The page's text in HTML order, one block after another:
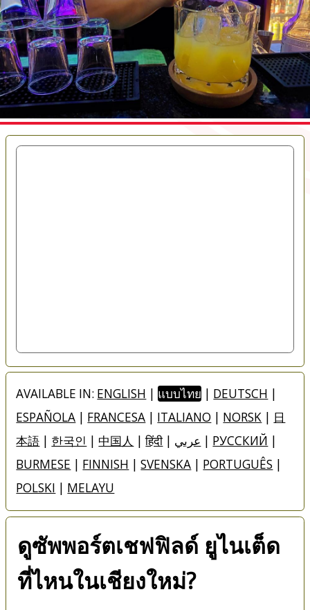
AVAILABLE IN: ENGLISH | แบบไทย | DEUTSCH |
ESPAÑOLA | FRANCESA | ITALIANO | NORSK | 日
本語 | 한국인 | 中国人 |हिंदी | عربي | РУССКИЙ |
BURMESE | FINNISH |SVENSKA | PORTUGUÊS |
POLSKI | MELAYU
ดูซัพพอร์ตเชฟฟิลด์ ยูไนเต็ด
ที่ไหนในเชียงใหม่?